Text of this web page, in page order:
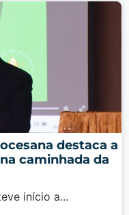
destaca a
caminhada da
início a...